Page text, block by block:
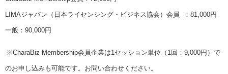
LIMAジャパン（日本ライセンシング・ビジネス協会）会員 ：81,000円
一般：90,000円
※CharaBiz Membership会員企業は1セッション単位（1回：9,000円） で
のお申し込みも可能です。お問い合わせください。